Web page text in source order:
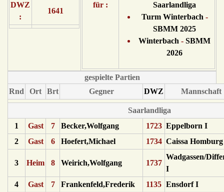
DWZ
:
1641
für :
Saarlandliga
Turm Winterbach -
SBMM 2025
Winterbach -SBMM
2026
gespielte Partien
Rnd
Ort Brt Gegner DWZ Mannschaft
Saarlandliga
1
Gast 7 Becker,Wolfgang 1723 Eppelborn I
2
Gast 6 Hoefert,Michael 1734 Caissa
3 Heim 8 Weirich,Wolfgang 1737
Wadgassen/
I
4
Gast 7 Frankenfeld,Frederik 1135 Ensdorf I